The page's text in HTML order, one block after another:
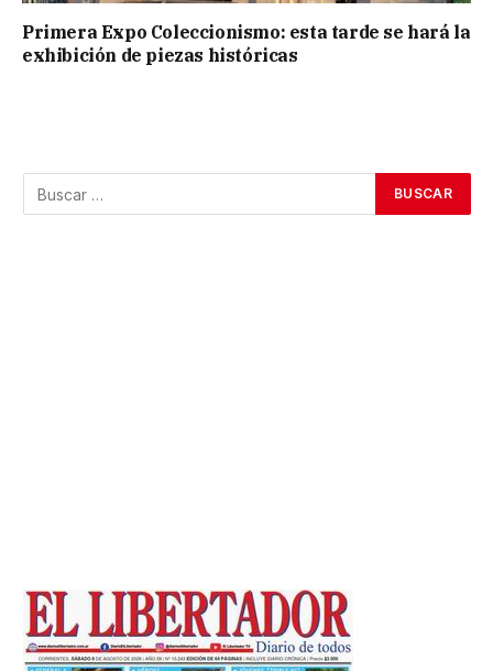
Primera Expo Coleccionismo: esta tarde se hará la
exhibición de piezas históricas